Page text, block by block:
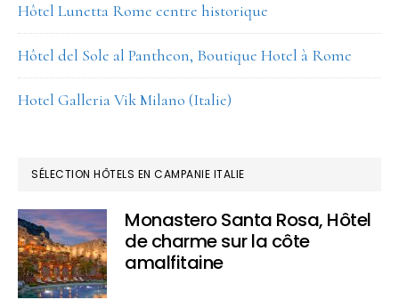
Hôtel Lunetta Rome centre historique
Hôtel del Sole al Pantheon, Boutique Hotel à Rome
Hotel Galleria Vik Milano (Italie)
SÉLECTION HÔTELS EN CAMPANIE ITALIE
Monastero Santa Rosa, Hôtel
de charme sur la côte
amalfitaine